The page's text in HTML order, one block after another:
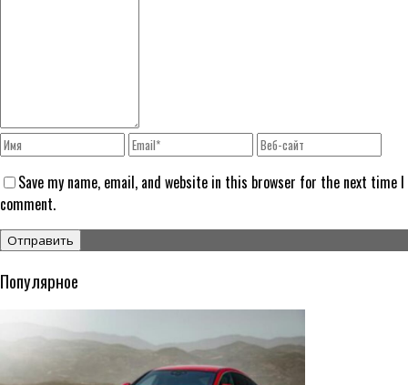
Save my name, email, and website in this browser for the next time I
comment.
Популярное